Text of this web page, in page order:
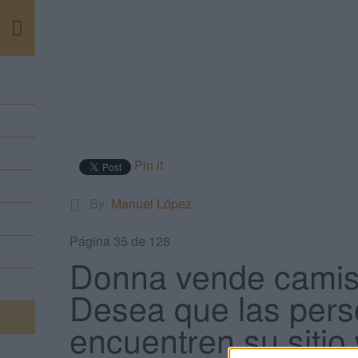
Pin it
Manuel López
Página 35 de 128
Donna vende
Desea que las
encuentren su